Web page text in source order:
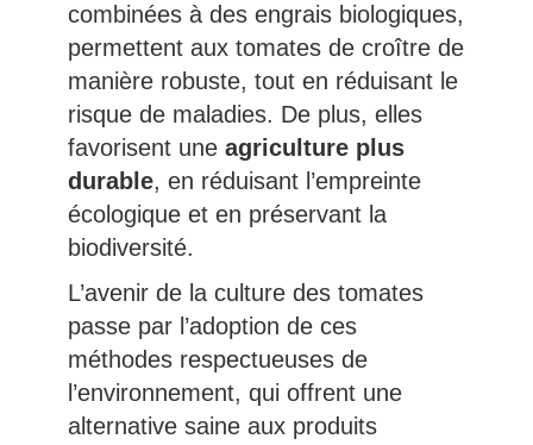
combinées à des engrais biologiques,
permettent aux tomates de croître de
manière robuste, tout en réduisant le
risque de maladies. De plus, elles
favorisent une agriculture plus
durable, en réduisant l’empreinte
écologique et en préservant la
biodiversité.
L’avenir de la culture des tomates
passe par l’adoption de ces
méthodes respectueuses de
l’environnement, qui offrent une
alternative saine aux produits